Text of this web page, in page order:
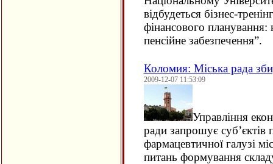
відбудеться бізнес-
фінансового планування:
пенсійне забезпечення”.
Коломия: Міська рада
2009-12-07 11:53:09
Управління
ради запрошує суб’єктів
фармацевтичної галузі
питань формування